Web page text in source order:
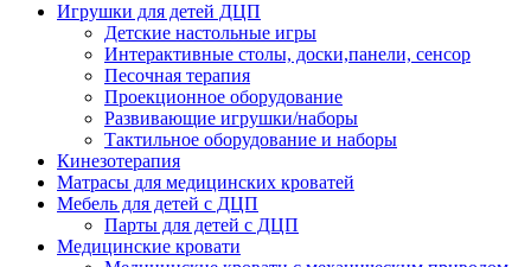
Игрушки для детей ДЦП
Детские настольные игры
Интерактивные столы, доски,панели, сенсор
Песочная терапия
Проекционное оборудование
Развивающие игрушки/наборы
Тактильное оборудование и наборы
Кинезотерапия
Матрасы для медицинских кроватей
Мебель для детей с ДЦП
Парты для детей с ДЦП
Медицинские кровати